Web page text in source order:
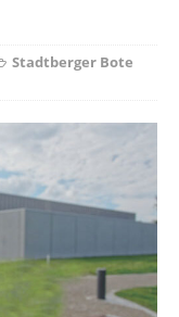
Stadtberger Bote